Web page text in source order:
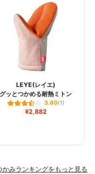
LEYE(レイエ)
グッとつかめる耐熱ミトン
3.60(1)
¥2,882
かみランキングをもっと見る